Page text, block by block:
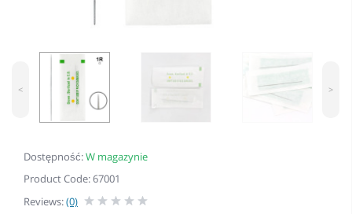
Dostępność:W magazynie
Product Code: 67001
Reviews:(0)
< >